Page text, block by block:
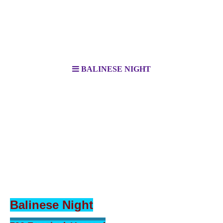
BALINESE NIGHT
Balinese Night